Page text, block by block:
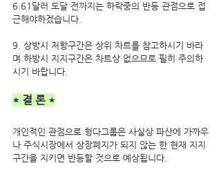
6.61달러 도달 전까지는 하락중의 반등 관점으로 접
근해야하겠습니다.
9. 상방시 저항구간은 상위 차트를 참고하시기 바라
며 하방시 지지구간은 차트상 없으므로 필히 주의하
시기 바랍니다.
* 결 론 *
개인적인 관점으로 헝다그룹은 사실상 파산에 가까우
나 주식시장에서 상장폐지가 되지 않는 한 현재 지지
구간을 지키면 반등할 것으로 예상됩니다.